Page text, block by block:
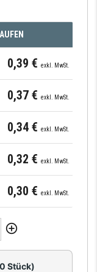
0,39 €exkl. MwSt.
0,37 €exkl. MwSt.
0,34 €exkl. MwSt.
0,32 €exkl. MwSt.
0,30 €exkl. MwSt.
Stück)